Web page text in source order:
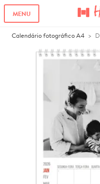
MENU
Calendário fotográfico A4